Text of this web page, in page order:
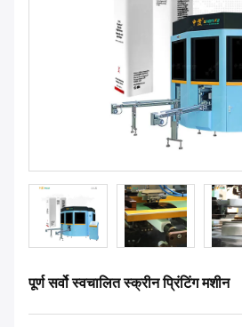
पूर्ण सर्वो स्वचालित स्क्रीन प्रिंटिंग मशीन